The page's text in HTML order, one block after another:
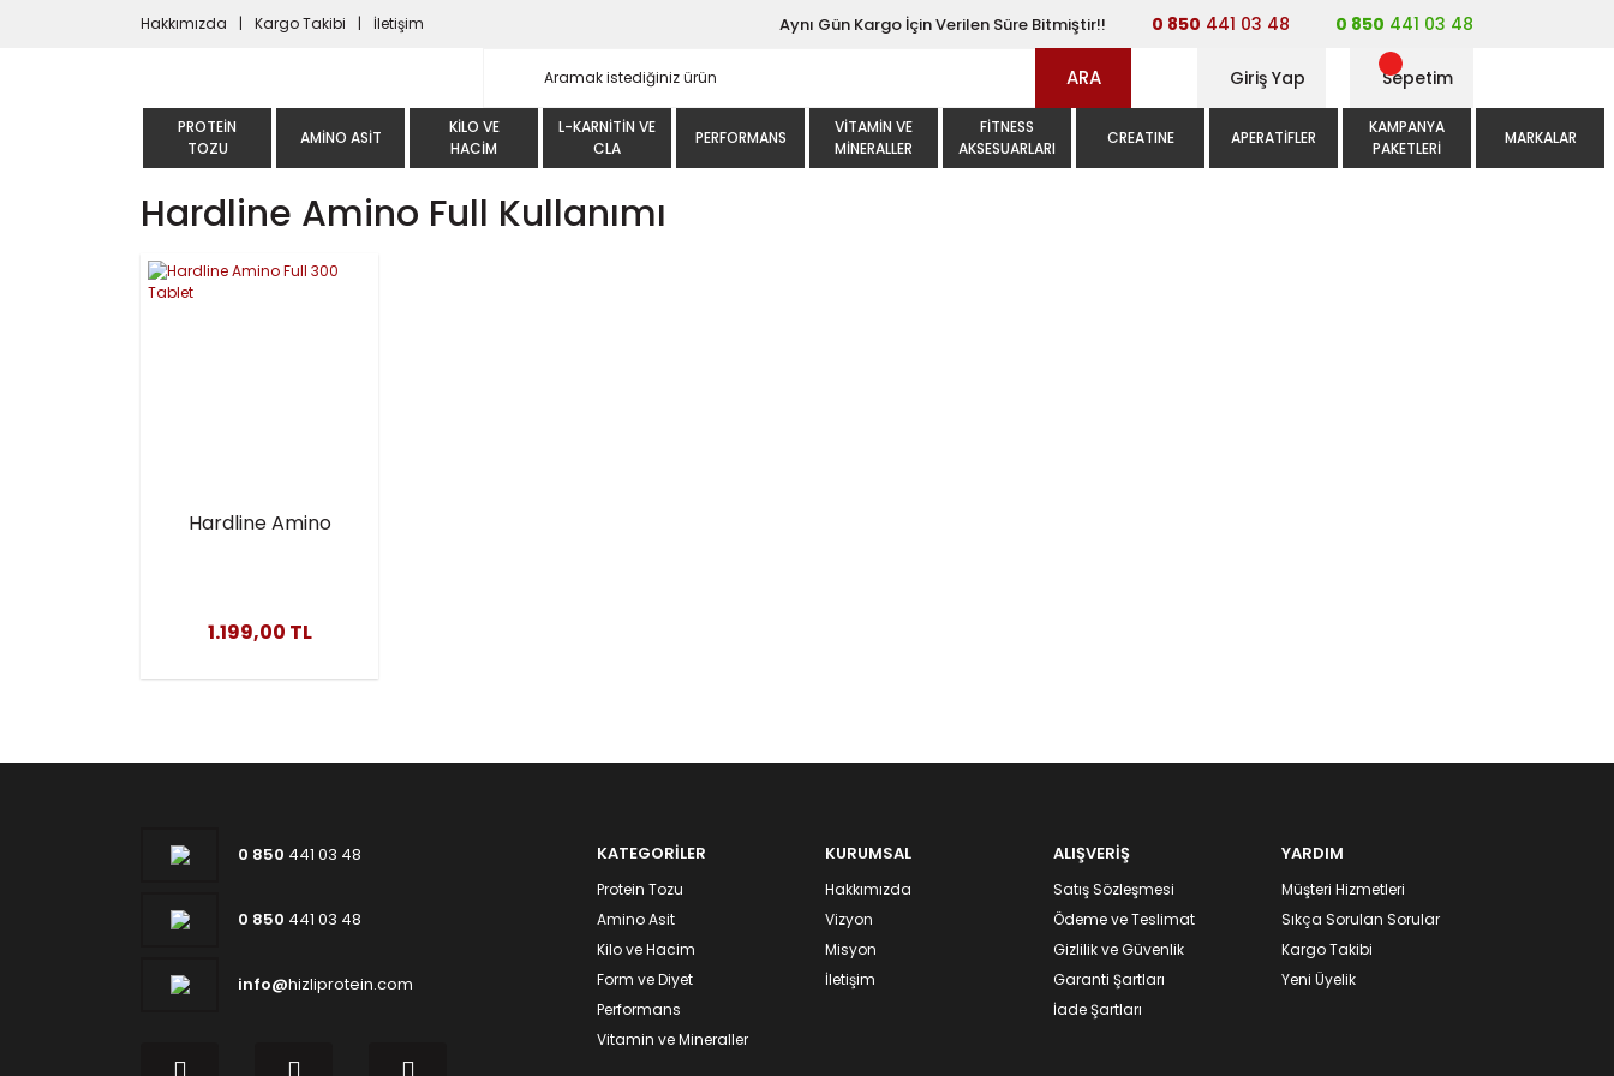
Hakkımızda Kargo Takibi İletişim Aynı Gün Kargo İçin Verilen Süre Bitmiştir!! 0 850 441 03 48 0 850 441 03 48
ARA Giriş Yap Sepetim
PROTEIN
TOZU
AMINO ASIT
KILO VE
HACIM
L-KARNITIN VE
CLA
PERFORMANS
VITAMIN VE
MINERALLER
FITNESS
AKSESUARLARI
CREATINE APERATIFLER
KAMPANYA
PAKETLERI
MARKALAR
Hardline Amino Full Kullanımı
Hardline Amino
1.199,00 TL
0 850 441 03 48
0 850 441 03 48
info@hizliprotein.com
KATEGORİLER
Protein Tozu
Amino Asit
Kilo ve Hacim
Form ve Diyet
Performans
Vitamin ve Mineraller
KURUMSAL
Hakkımızda
Vizyon
Misyon
İletişim
ALIŞVERİŞ
Satış Sözleşmesi
Ödeme ve Teslimat
Gizlilik ve Güvenlik
Garanti Şartları
İade Şartları
YARDIM
Müşteri Hizmetleri
Sıkça Sorulan Sorular
Kargo Takibi
Yeni Üyelik